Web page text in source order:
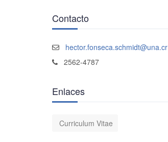
Contacto
hector.fonseca.schmidt@una.cr
2562-4787
Enlaces
Curriculum Vitae